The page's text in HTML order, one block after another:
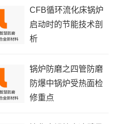
CFB循环流化床锅炉
启动时的节能技术剖
析
锅炉防磨之四管防磨
防爆中锅炉受热面检
修重点